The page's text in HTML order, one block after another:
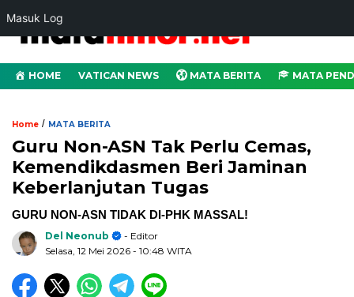
Masuk Log
HOME VATICAN NEWS MATA BERITA MATA
Home / MATA BERITA
Guru Non-ASN Tak Perlu Cemas,
Kemendikdasmen Beri Jaminan
Keberlanjutan Tugas
GURU NON-ASN TIDAK DI-PHK MASSAL!
Del Neonub
- Editor
Selasa, 12 Mei 2026 - 10:48 WITA